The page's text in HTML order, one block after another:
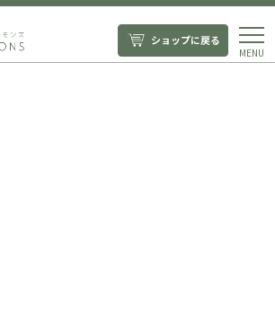
ショップに戻る
MENU